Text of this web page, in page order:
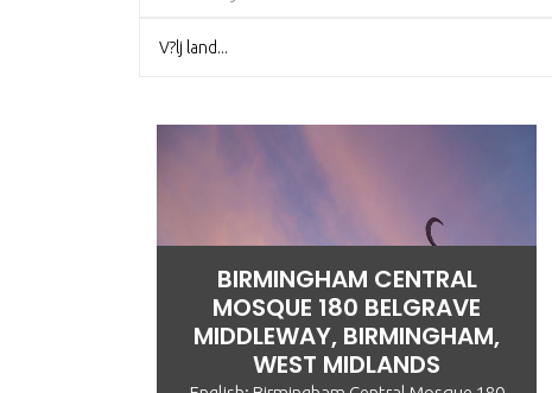
BIRMINGHAM CENTRAL
MOSQUE 180 BELGRAVE
MIDDLEWAY, BIRMINGHAM,
WEST MIDLANDS